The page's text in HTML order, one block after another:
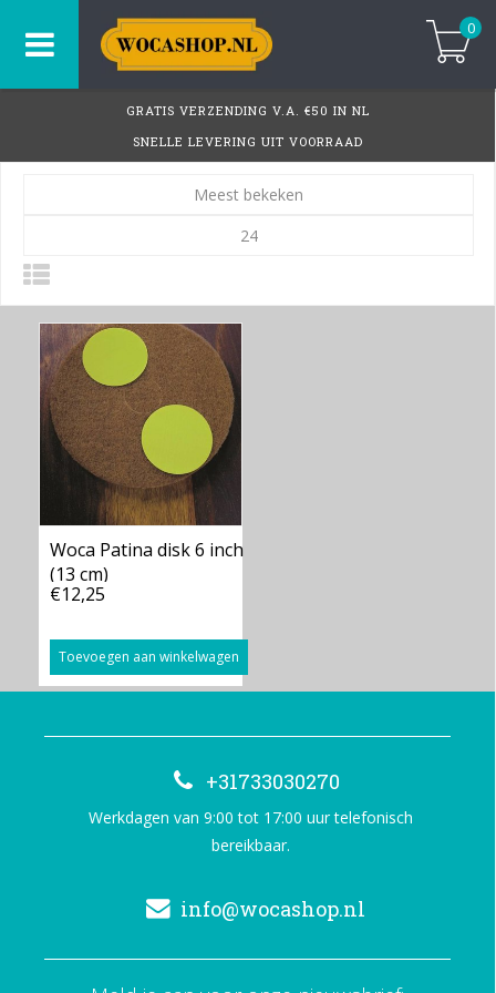
0
GRATIS VERZENDING V.A. €50 IN NL
SNELLE LEVERING UIT VOORRAAD
Meest bekeken
24
Woca Patina disk 6 inch
(13 cm)
€12,25
Toevoegen aan winkelwagen
+31733030270
Werkdagen van 9:00 tot 17:00 uur telefonisch
bereikbaar.
info@wocashop.nl